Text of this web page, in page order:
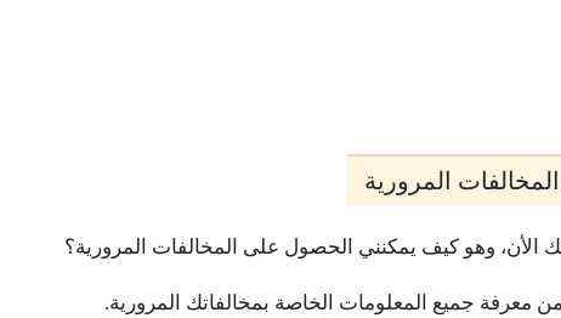
المرورية
الأن، وهو كيف يمكنني الحصول على المخالفات المرورية؟
معرفة جميع المعلومات الخاصة بمخالفاتك المرورية.